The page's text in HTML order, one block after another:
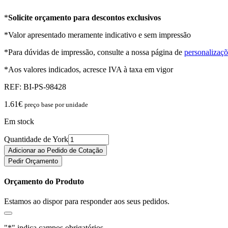
*Solicite orçamento para descontos exclusivos
*Valor apresentado meramente indicativo e sem impressão
*Para dúvidas de impressão, consulte a nossa página de
*Aos valores indicados, acresce IVA à taxa em vigor
REF: BI-PS-98428
1.61€ preço base por unidade
Em stock
Quantidade de York
Adicionar ao Pedido de Cotação
Pedir Orçamento
Orçamento do Produto
Estamos ao dispor para responder aos seus pedidos.